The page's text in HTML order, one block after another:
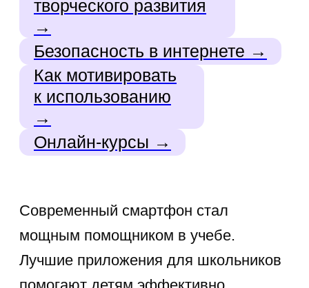
образовательные приложения
которые уже помогли тысячам
учеников повысить успеваемость
и мотивацию.
Зачем школьникам нужны
обучающие приложения
поддержки обучения. Мобильные
приложения для учебы превращают
скучные темы в интересные задания,
помогают освоить сложные разделы
математики и языка, тренируют